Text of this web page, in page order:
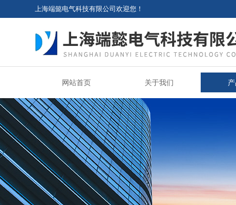
上海端懿电气科技有限公司欢迎您！
网站首页 关于我们